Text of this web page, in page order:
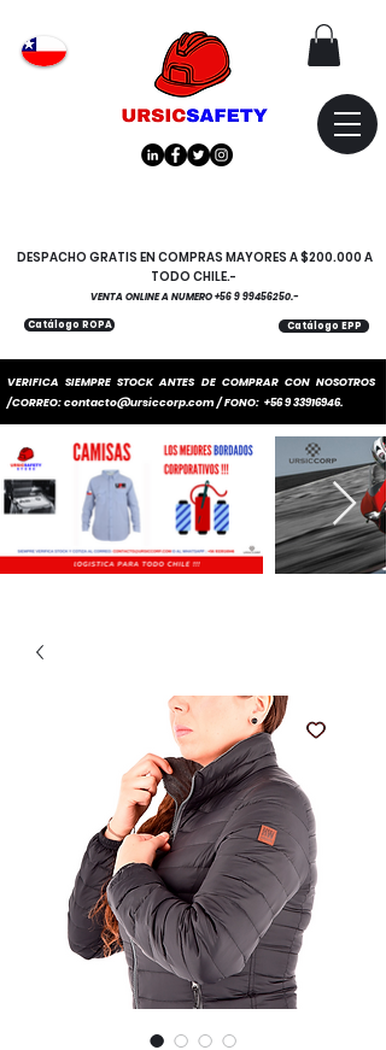
VERIFICA SIEMPRE STOCK ANTES DE COMPRAR CON NOSOTROS
/CORREO:contacto@ursiccorp.com/ FONO: +56 9 33916946.
Catálogo EPP
Catálogo ROPA
DESPACHO GRATIS EN COMPRAS MAYORES A $200.000 A
TODO CHILE.-
VENTA ONLINE A NUMERO+56 9 99456250.-